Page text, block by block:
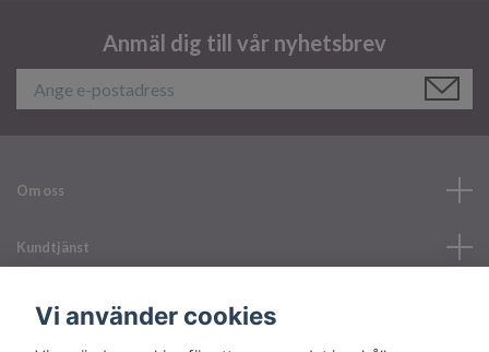
Anmäl dig till vår nyhetsbrev
Om oss
Kundtjänst
Läs mer
Vi använder cookies